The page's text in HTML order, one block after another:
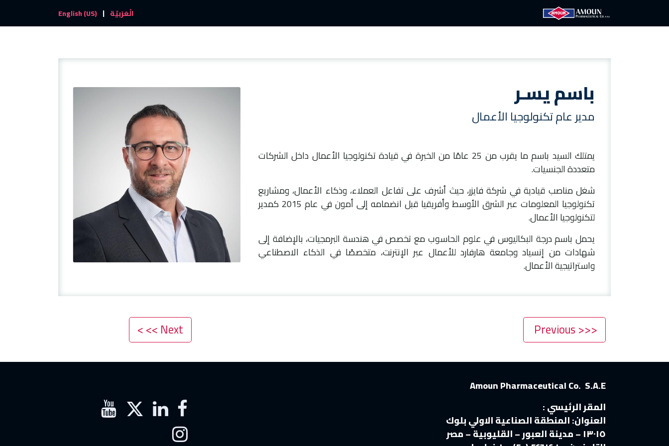
الْعَرَبيّة |
English (US)
باسم يسـر
مدير عام تكنولوجيا الأعمال
يمتلك السيد باسم ما يقرب من 25 عامًا من الخبرة في قيادة تكنولوجيا الأعمال داخل الشركات
متعددة الجنسيات.
شغل مناصب قيادية في شركة فايزر، حيث أشرف على تفاعل العملاء، وذكاء الأعمال، ومشاريع
تكنولوجيا المعلومات عبر الشرق الأوسط وأفريقيا قبل انضمامه إلى أمون في عام 2015 كمدير
لتكنولوجيا الأعمال.
يحمل باسم درجة البكاليوس في علوم الحاسوب مع تخصص في هندسة البرمجيات، بالإضافة إلى
شهادات من إنسياد وجامعة هارفارد للأعمال عبر الإنترنت، متخصصًا في الذكاء الاصطناعي
واستراتيجية الأعمال.
<<< Previous
Next >> >
Amoun Pharmaceutical Co. S.A.E
المقر الرئيسي :
العنوان:المنطقة الصناعية الاولي بلوك
١٣٠١٥ – مدينة العبور – القليوبية – مصر